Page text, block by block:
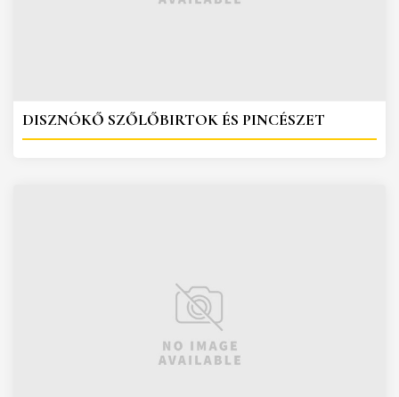
DISZNÓKŐ SZŐLŐBIRTOK ÉS PINCÉSZET